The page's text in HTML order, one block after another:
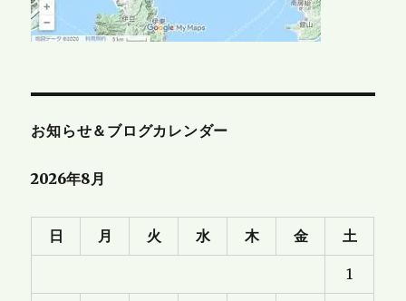
お知らせ＆ブログカレンダー
2026年8月
日 月 火 水 木 金 土
1